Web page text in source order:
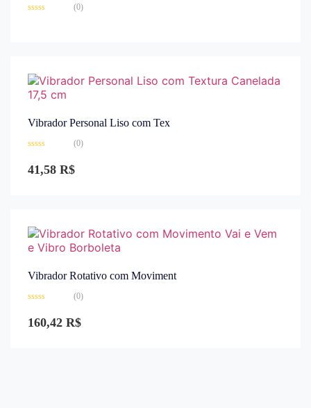
(0)
Vibrador Personal Liso com Tex
0
de
(0)
41,58 R$
Vibrador Rotativo com Moviment
0
de
(0)
160,42 R$